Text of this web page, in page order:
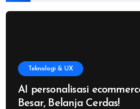
Teknologi & UX
AI personalisasi
Besar, Belanja Cerdas!